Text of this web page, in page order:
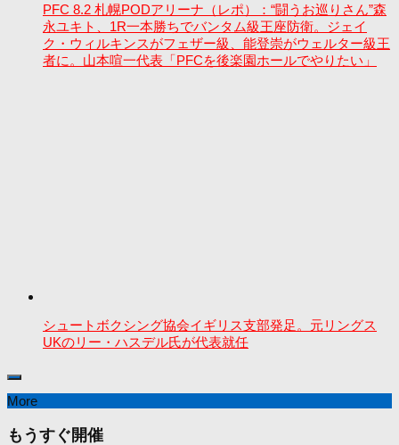
PFC 8.2 札幌PODアリーナ（レポ）：“闘うお巡りさん”森
永ユキト、1R一本勝ちでバンタム級王座防衛。ジェイ
ク・ウィルキンスがフェザー級、能登崇がウェルター級王
者に。山本喧一代表「PFCを後楽園ホールでやりたい」
シュートボクシング協会イギリス支部発足。元リングス
UKのリー・ハスデル氏が代表就任
More
もうすぐ開催